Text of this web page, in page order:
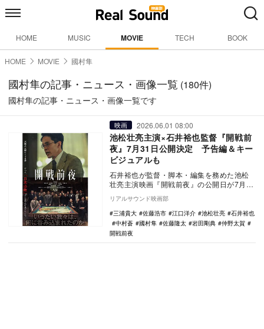
HOME MUSIC MOVIE TECH BOOK
HOME MOVIE 國村隼
國村隼の記事・ニュース・画像一覧 (180件)
國村隼の記事・ニュース・画像一覧です
映画 2026.06.01 08:00
池松壮亮主演×石井裕也監督『開戦前
夜』7月31日公開決定 予告編＆キー
ビジュアルも
石井裕也が監督・脚本・編集を務めた池松
壮亮主演映画『開戦前夜』の公開日が7月31
日に決定し、あわせてキービジュアルと予
告編が公開…
リアルサウンド映画部
三浦貴大
佐藤浩市 江口洋介 池松壮亮
石井裕也
中村蒼
國村隼 佐藤隆太 岩田剛典
仲野太賀
開戦前夜